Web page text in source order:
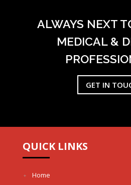
ALWAYS NEXT
MEDICAL &
GET IN
QUICK LINKS
Home